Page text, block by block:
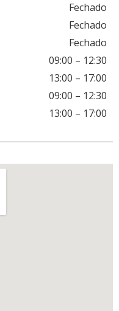
Fechado
Fechado
Fechado
09:00 – 12:30
13:00 – 17:00
09:00 – 12:30
13:00 – 17:00